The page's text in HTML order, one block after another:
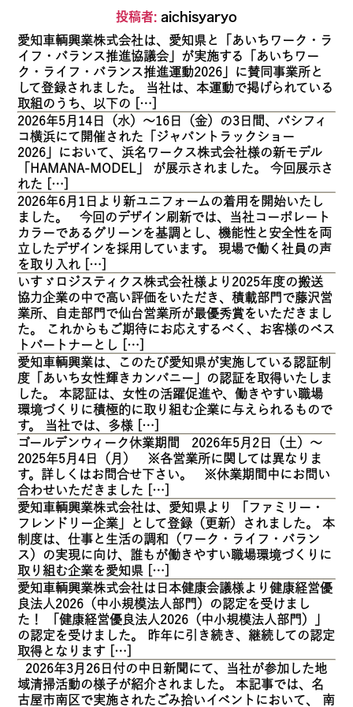
content
投稿者: aichisyaryo
愛知車輌興業株式会社は、愛知県と「あいちワーク・ラ
イフ・バランス推進協議会」が実施する「あいちワー
ク・ライフ・バランス推進運動2026」に賛同事業所と
して登録されました。 当社は、本運動で掲げられている
取組のうち、以下の […]
2026年5月14日（水）～16日（金）の3日間、パシフィ
コ横浜にて開催された「ジャパントラックショー
2026」において、浜名ワークス株式会社様の新モデル
「HAMANA-MODEL」 が展示されました。 今回展示さ
れた […]
2026年6月1日より新ユニフォームの着用を開始いたし
ました。 今回のデザイン刷新では、当社コーポレート
カラーであるグリーンを基調とし、機能性と安全性を両
立したデザインを採用しています。 現場で働く社員の声
を取り入れ […]
いすゞロジスティクス株式会社様より2025年度の搬送
協力企業の中で高い評価をいただき、積載部門で藤沢営
業所、自走部門で仙台営業所が最優秀賞をいただきまし
た。 これからもご期待にお応えするべく、お客様のベス
トパートナーとし […]
愛知車輌興業は、このたび愛知県が実施している認証制
度「あいち女性輝きカンパニー」の認証を取得いたしま
した。 本認証は、女性の活躍促進や、働きやすい職場
環境づくりに積極的に取り組む企業に与えられるもので
す。 当社では、多様 […]
ゴールデンウィーク休業期間 2026年5月2日（土）～
2025年5月4日（月） ※各営業所に関しては異なりま
す。詳しくはお問合せ下さい。 ※休業期間中にお問い
合わせいただきました […]
愛知車輌興業株式会社は、愛知県より 「ファミリー・
フレンドリー企業」として登録（更新）されました。 本
制度は、仕事と生活の調和（ワーク・ライフ・バラン
ス）の実現に向け、誰もが働きやすい職場環境づくりに
取り組む企業を愛知県 […]
愛知車輌興業株式会社は日本健康会議様より健康経営優
良法人2026（中小規模法人部門）の認定を受けまし
た！ 「健康経営優良法人2026（中小規模法人部門）」
の認定を受けました。 昨年に引き続き、継続しての認定
取得となります […]
2026年3月26日付の中日新聞にて、当社が参加した地
域清掃活動の様子が紹介されました。 本記事では、名
古屋市南区で実施されたごみ拾いイベントにおいて、 南